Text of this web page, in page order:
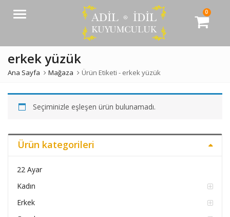
Menü 0
erkek yüzük
Ana Sayfa Mağaza Ürün Etiketi - erkek yüzük
Seçiminizle eşleşen ürün bulunamadı.
Ürün kategorileri
22 Ayar
Kadın
Erkek